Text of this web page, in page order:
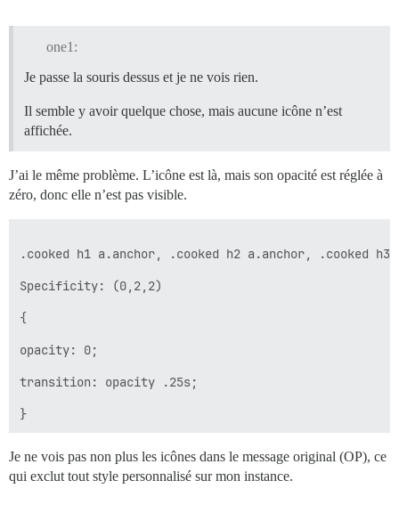
one1:
Je passe la souris dessus et je ne vois rien.
Il semble y avoir quelque chose, mais aucune icône n’est
affichée.
J’ai le même problème. L’icône est là, mais son opacité est réglée à
zéro, donc elle n’est pas visible.
.cooked h1 a.anchor, .cooked h2 a.anchor, .cooked
Specificity: (0,2,2)
{
opacity: 0;
transition: opacity .25s;
Je ne vois pas non plus les icônes dans le message original (OP), ce
qui exclut tout style personnalisé sur mon instance.